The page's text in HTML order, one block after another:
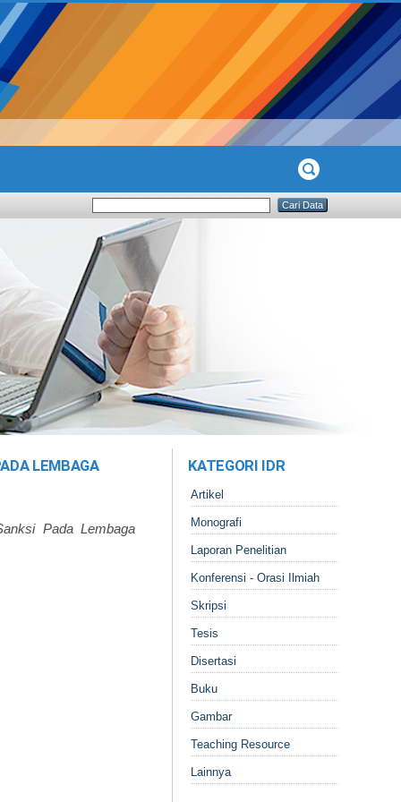
LEMBAGA
Pada Lembaga
KATEGORI IDR
Artikel
Monografi
Laporan Penelitian
Konferensi - Orasi Ilmiah
Skripsi
Tesis
Disertasi
Buku
Gambar
Teaching Resource
Lainnya